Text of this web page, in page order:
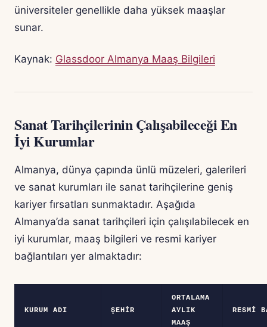
üniversiteler genellikle daha yüksek maaşlar
sunar.
Kaynak: Glassdoor Almanya Maaş Bilgileri
Sanat Tarihçilerinin Çalışabileceği En
İyi Kurumlar
Almanya, dünya çapında ünlü müzeleri, galerileri
ve sanat kurumları ile sanat tarihçilerine geniş
kariyer fırsatları sunmaktadır. Aşağıda
Almanya’da sanat tarihçileri için çalışılabilecek en
iyi kurumlar, maaş bilgileri ve resmi kariyer
bağlantıları yer almaktadır:
KURUM ADI ŞEHIR
ORTALAMA
AYLIK
MAAŞ
RESMI